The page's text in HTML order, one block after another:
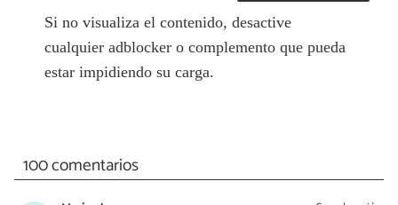
Si no visualiza el contenido, desactive
cualquier adblocker o complemento que pueda
estar impidiendo su carga.
100 comentarios